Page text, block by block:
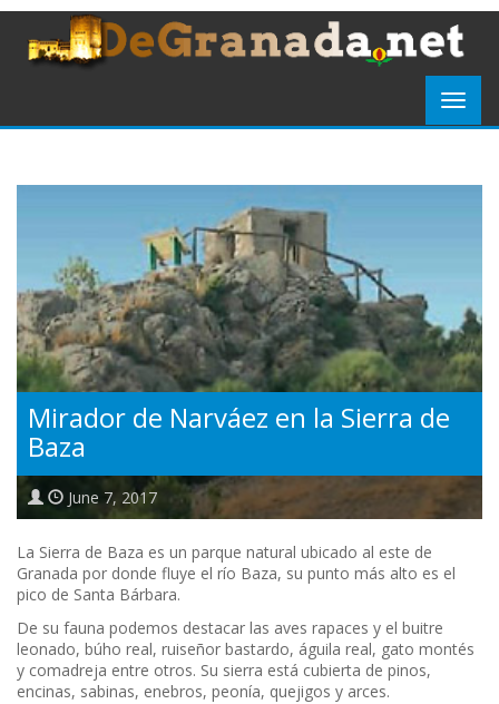
Mirador de Narváez en la Sierra de
Baza
June 7, 2017
La Sierra de Baza es un parque natural ubicado al este de
Granada por donde fluye el río Baza, su punto más alto es el
pico de Santa Bárbara.
De su fauna podemos destacar las aves rapaces y el buitre
leonado, búho real, ruiseñor bastardo, águila real, gato montés
y comadreja entre otros. Su sierra está cubierta de pinos,
encinas, sabinas, enebros, peonía, quejigos y arces.